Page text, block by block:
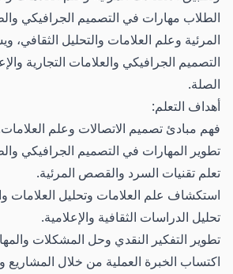
الطلاب مهارات في التصميم الجرافيكي
المرئية وعلم العلامات والتحليل
التصميم الجرافيكي والعلامات التجارية
الصلة.
أهداف التعلم:
فهم مبادئ تصميم الاتصالات وعلم
تطوير المهارات في التصميم الجرافيكي
تعلم تقنيات السرد والقصص المرئية.
استكشاف علم العلامات وتحليل العلامات
تحليل الدراسات الثقافية والإعلامية.
تطوير التفكير النقدي وحل المشكلات
اكتساب الخبرة العملية من خلال المشاريع